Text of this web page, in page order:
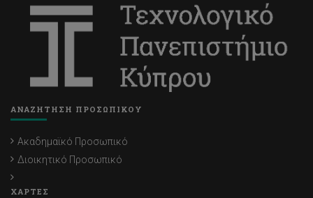
ΑΝΑΖΗΤΗΣΗ ΠΡΟΣΩΠΙΚΟΥ
Ακαδημαϊκό Προσωπικό
Διοικητικό Προσωπικό
ΧΑΡΤΕΣ